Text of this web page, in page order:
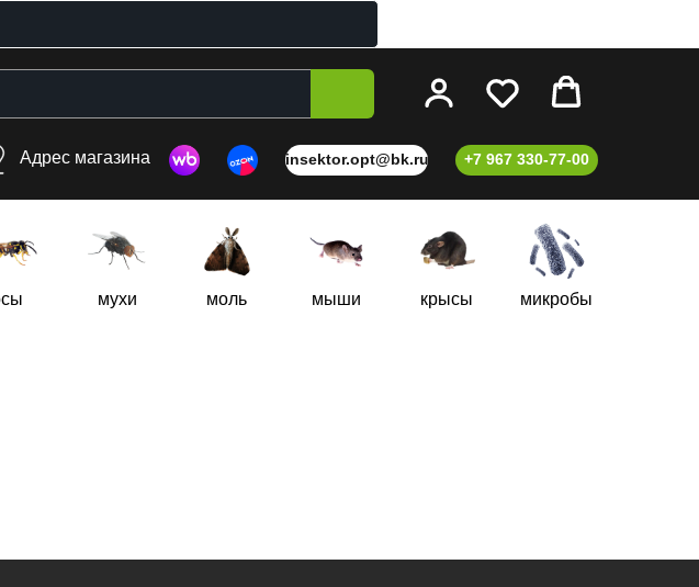
+7 967 330-77-00
insektor.opt@bk.ru
Адрес магазина
микробы
крысы
мыши
моль
мухи